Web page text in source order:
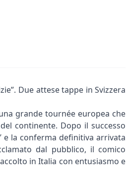
Due attese tappe in Svizzera
grande tournée europea che
continente. Dopo il successo
la conferma definitiva arrivata
dal pubblico, il comico
in Italia con entusiasmo e